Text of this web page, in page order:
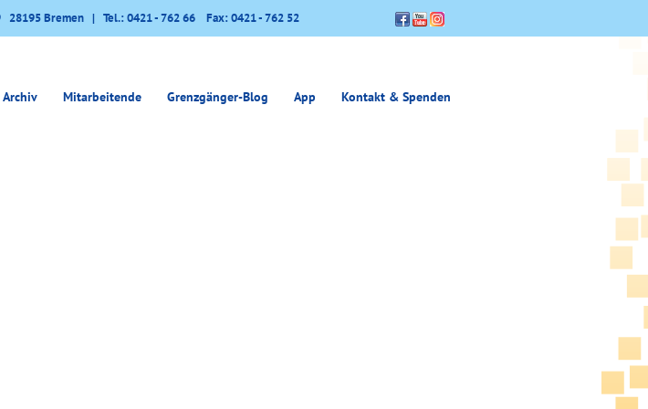
Bremen | Tel.: 0421 - 762 66 Fax: 0421 - 762 52
Archiv Mitarbeitende Grenzgänger-Blog App Kontakt & Spenden